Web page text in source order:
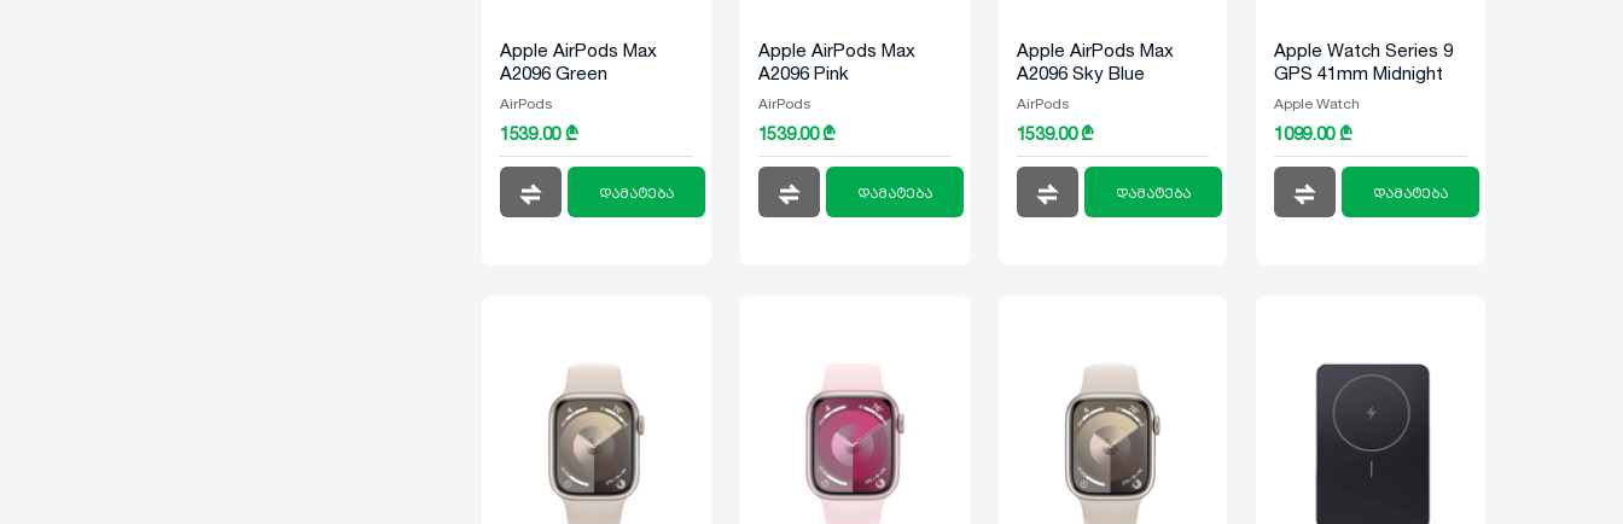
Apple AirPods Max
A2096 Green
AirPods
1539.00 ₾
დამატება
Apple AirPods Max
A2096 Pink
AirPods
1539.00 ₾
დამატება
Apple AirPods Max
A2096 Sky Blue
AirPods
1539.00 ₾
დამატება
Apple Watch Series 9
GPS 41mm Midnight
Aluminum Case With
Midnight Sport Loop
Apple Watch
1099.00 ₾
დამატება